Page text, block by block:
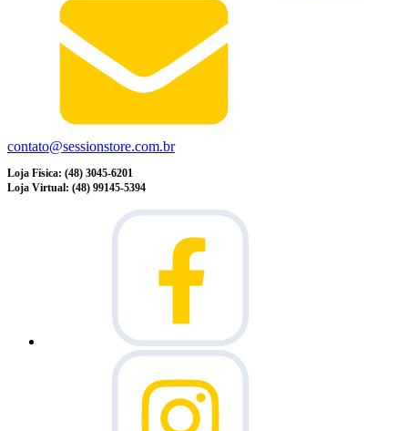
contato@sessionstore.com.br
Loja Física: (48) 3045-6201
Loja Virtual: (48) 99145-5394